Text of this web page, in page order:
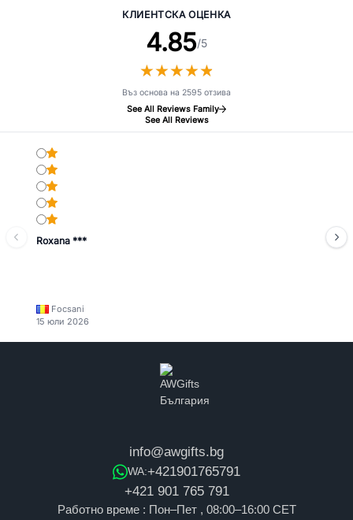
КЛИЕНТСКА ОЦЕНКА
4.85/5
★★★★★
★★★★★
Въз основа на 2595 отзива
See All Reviews Family
See All Reviews
Roxana ***
Focsani
15 юли 2026
info@awgifts.bg
WA:+421901765791
+421 901 765 791
Работно време : Пон–Пет , 08:00–16:00 CET